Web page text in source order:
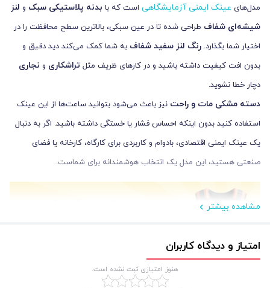
مدل‌های عینک ایمنی آزمایشگاهی است که با بدنه پلاستیکی سبک و لنز
شیشه‌ای شفاف طراحی شده تا در عین سبکی، بالاترین سطح محافظت را در
اختیار شما بگذارد. رنگ لنز سفید شفاف به شما کمک می‌کند دید دقیق و
بدون افت کیفیت داشته باشید و در کارهای ظریف مثل تراشکاری و نجاری
دچار خطا نشوید.
دسته مشکی مات و راحت نیز باعث می‌شود بتوانید ساعت‌ها از این عینک
استفاده کنید بدون اینکه احساس فشار یا خستگی داشته باشید. اگر به دنبال
یک عینک ایمنی اقتصادی، بادوام و کاربردی برای کارگاه، کارخانه یا فضای
صنعتی هستید، این مدل یک انتخاب هوشمندانه برای شماست.
مشاهده بیشتر
امتیاز و دیدگاه کاربران
هنوز امتیازی ثبت نشده است.